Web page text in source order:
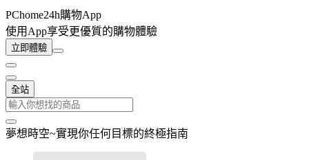
PChome24h購物App
使用App享受更優質的購物體驗
立即體驗
全站
夢想時空~實現你任何目標的終極指南